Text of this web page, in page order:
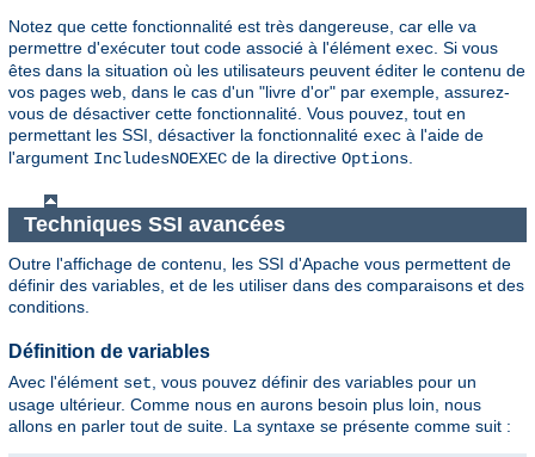
Notez que cette fonctionnalité est très dangereuse, car elle va
permettre d'exécuter tout code associé à l'élément exec. Si vous
êtes dans la situation où les utilisateurs peuvent éditer le contenu de
vos pages web, dans le cas d'un "livre d'or" par exemple, assurez-
vous de désactiver cette fonctionnalité. Vous pouvez, tout en
permettant les SSI, désactiver la fonctionnalité exec à l'aide de
l'argument IncludesNOEXEC de la directive Options.
Techniques SSI avancées
Outre l'affichage de contenu, les SSI d'Apache vous permettent de
définir des variables, et de les utiliser dans des comparaisons et des
conditions.
Définition de variables
Avec l'élément set , vous pouvez définir des variables pour un
usage ultérieur. Comme nous en aurons besoin plus loin, nous
allons en parler tout de suite. La syntaxe se présente comme suit :